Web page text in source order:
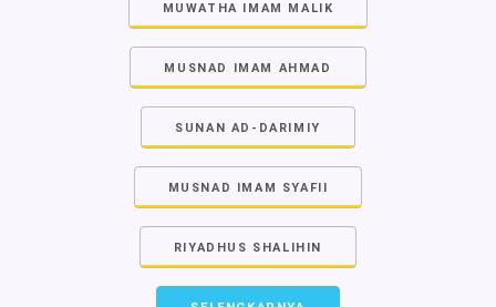
MUWATHA IMAM MALIK
MUSNAD IMAM AHMAD
SUNAN AD-DARIMIY
MUSNAD IMAM SYAFII
RIYADHUS SHALIHIN